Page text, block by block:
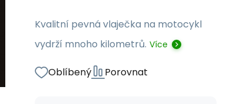
Kvalitní pevná vlaječka na motocykl
vydrží mnoho kilometrů. Více
Oblíbený Porovnat